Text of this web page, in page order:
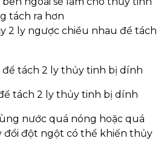
tách ra hơn
2 ly ngược chiều nhau để tách
tách 2 ly thủy tinh bị dính
nước quá nóng hoặc quá
đổi đột ngột có thể khiến thủy